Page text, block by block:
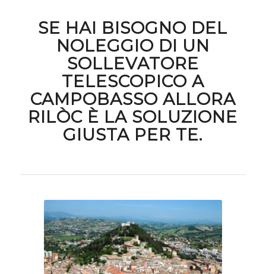
SE HAI BISOGNO DEL
NOLEGGIO DI UN
SOLLEVATORE
TELESCOPICO A
CAMPOBASSO ALLORA
RILÒC È LA SOLUZIONE
GIUSTA PER TE.